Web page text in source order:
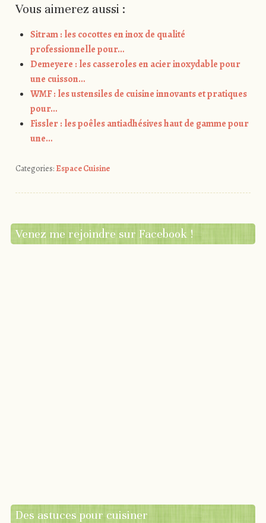
Vous aimerez aussi :
Sitram : les cocottes en inox de qualité
professionnelle pour…
Demeyere : les casseroles en acier inoxydable pour
une cuisson…
WMF : les ustensiles de cuisine innovants et pratiques
pour…
Fissler : les poêles antiadhésives haut de gamme pour
une…
Categories: Espace Cuisine
Venez me rejoindre sur Facebook !
Des astuces pour cuisiner